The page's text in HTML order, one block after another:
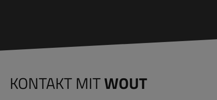
KONTAKT MITWOUT